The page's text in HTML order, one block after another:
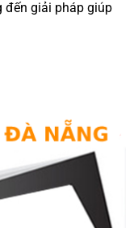
đến giải pháp giúp